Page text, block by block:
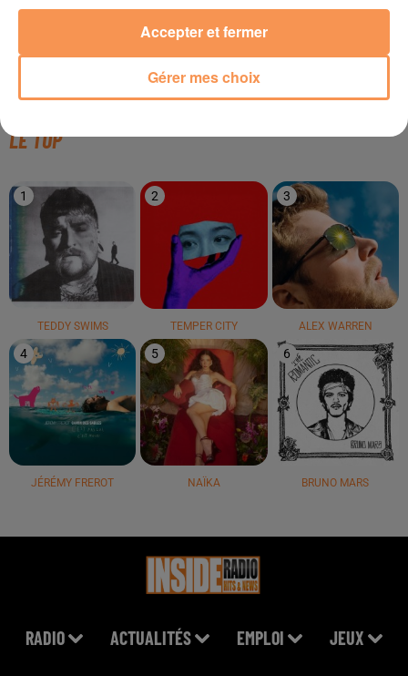
Take Me Away
LE TOP
1
TEDDY SWIMS
2
TEMPER CITY
3
ALEX WARREN
4
JÉRÉMY FREROT
5
NAÏKA
6
BRUNO MARS
RADIO ACTUALITÉS EMPLOI JEUX
Gérer mes choix
Accepter et fermer